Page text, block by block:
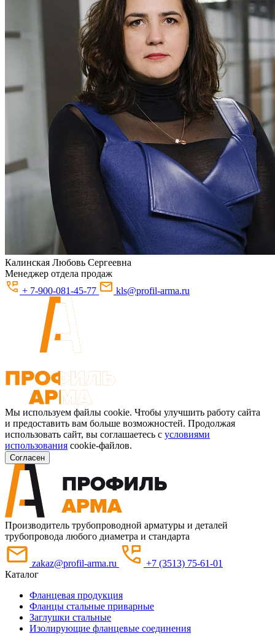
Калинская Любовь Сергеевна
Менеджер отдела продаж
+ 7-900-081-45-77
kls@profil-arma.ru
Мы используем файлы cookie. Чтобы улучшить работу сайта
и предоставить вам больше возможностей. Продолжая
использовать сайт, вы соглашаетесь с условиями
использования cookie-файлов.
Согласен
Производитель трубопроводной арматуры и деталей
трубопровода любого диаметра и стандарта
zakaz@profil-arma.ru
+7 (3513) 75-61-01
Каталог
Фланцевая продукция
Фланцы стальные приварные
Заглушки стальные
Изолирующие фланцевые соединения